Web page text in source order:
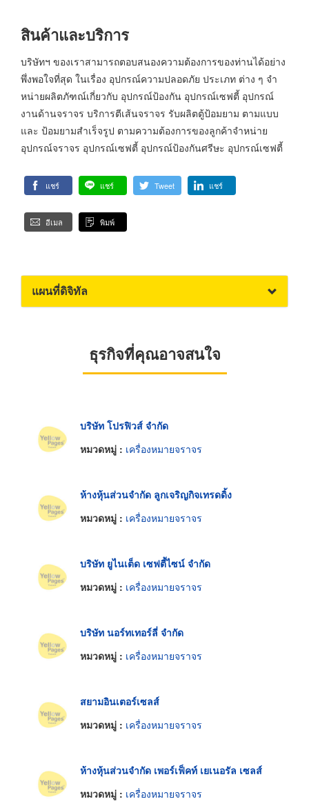
สินค้าและบริการ
บริษัทฯ ของเราสามารถตอบสนองความต้องการของท่านได้อย่าง
พึ่งพอใจที่สุด ในเรื่อง อุปกรณ์ความปลอดภัย ประเภท ต่าง ๆ จำ
หน่ายผลิตภัฑณ์เกี่ยวกับ อุปกรณ์ป้องกัน อุปกรณ์เซฟตี้ อุปกรณ์
งานด้านจราจร บริการตีเส้นจราจร รับผลิตตู้ป้อมยาม ตามแบบ
และ ป้อมยามสำเร็จรูป ตามความต้องการของลูกค้าจำหน่าย
อุปกรณ์จราจร อุปกรณ์เซฟตี้ อุปกรณ์ป้องกันศรีษะ อุปกรณ์เซฟตี้
แชร์ แชร์ Tweet แชร์
อีเมล พิมพ์
แผนที่ดิจิทัล
ธุรกิจที่คุณอาจสนใจ
บริษัท โปรฟิวส์ จำกัด
หมวดหมู่ : เครื่องหมายจราจร
ห้างหุ้นส่วนจำกัด ลูกเจริญกิจเทรดดิ้ง
หมวดหมู่ : เครื่องหมายจราจร
บริษัท ยูไนเต็ด เซฟตี้ไซน์ จำกัด
หมวดหมู่ : เครื่องหมายจราจร
บริษัท นอร์ทเทอร์ลี่ จำกัด
หมวดหมู่ : เครื่องหมายจราจร
สยามอินเตอร์เซลส์
หมวดหมู่ : เครื่องหมายจราจร
ห้างหุ้นส่วนจำกัด เพอร์เฟ็คท์ เยเนอรัล เซลส์
หมวดหมู่ : เครื่องหมายจราจร